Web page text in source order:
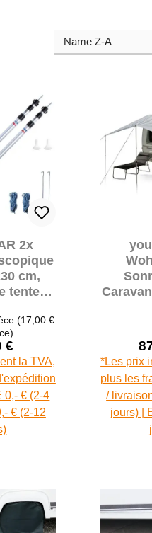
2x
cm,
tente
(17,00 €
de vente :
€
Prix régulier :
la TVA,
0,- € (2-4
€ (2-12
*Les prix
plus les
/
jours) |